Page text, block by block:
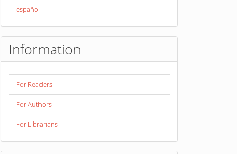
español
Information
For Readers
For Authors
For Librarians